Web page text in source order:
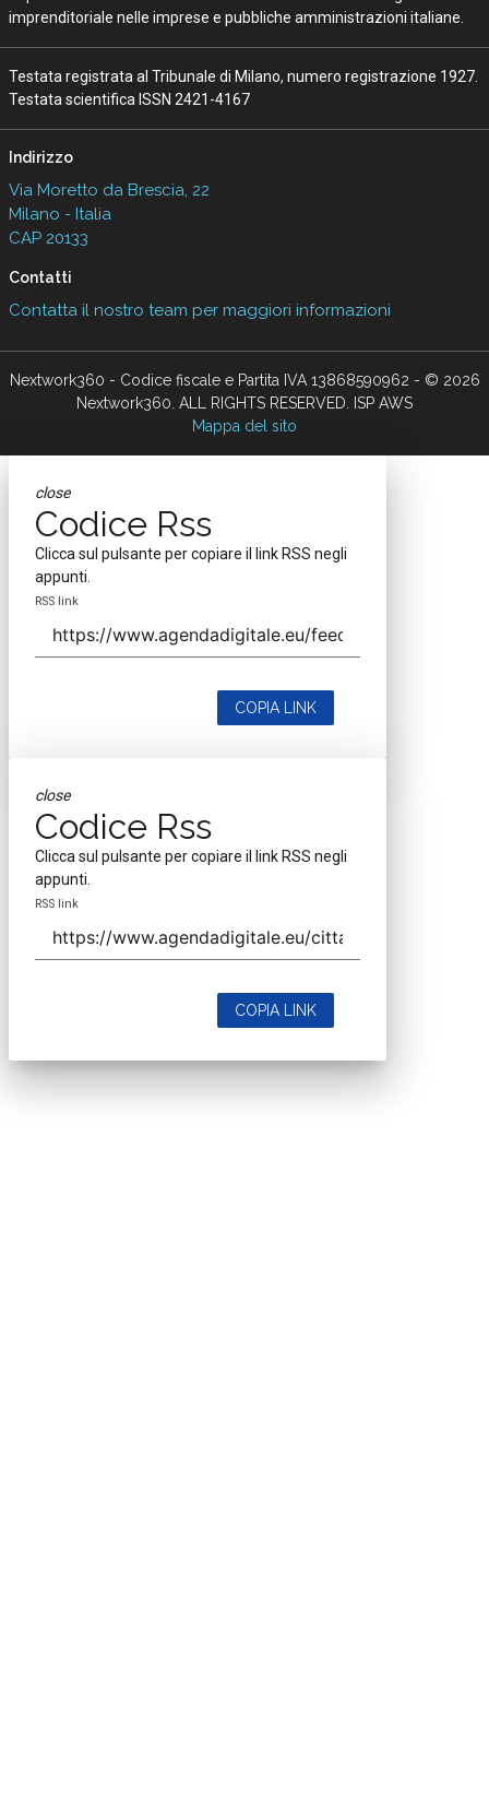
imprenditoriale nelle imprese e pubbliche amministrazioni italiane.
Testata registrata al Tribunale di Milano, numero registrazione 1927.
Testata scientifica ISSN 2421-4167
Indirizzo
Via Moretto da Brescia, 22
Milano - Italia
CAP 20133
Contatti
Contatta il nostro team per maggiori informazioni
Nextwork360 - Codice fiscale e Partita IVA 13868590962 - © 2026
Nextwork360. ALL RIGHTS RESERVED. ISP AWS
Mappa del sito
close
Codice Rss
Clicca sul pulsante per copiare il link RSS negli
appunti.
RSS link
COPIA LINK
close
Codice Rss
Clicca sul pulsante per copiare il link RSS negli
appunti.
RSS link
COPIA LINK